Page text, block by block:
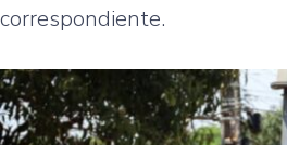
correspondiente.